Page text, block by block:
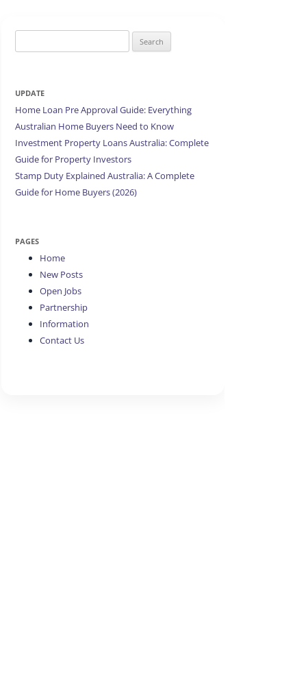
for:
UPDATE
Home Loan Pre Approval Guide: Everything
Australian Home Buyers Need to Know
Investment Property Loans Australia: Complete
Guide for Property Investors
Stamp Duty Explained Australia: A Complete
Guide for Home Buyers (2026)
PAGES
Home
New Posts
Open Jobs
Partnership
Information
Contact Us